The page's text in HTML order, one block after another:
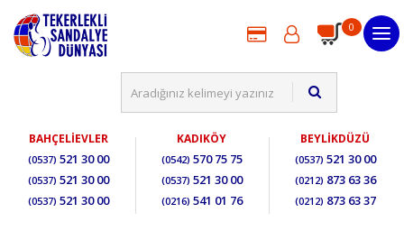
0
BAHÇELİEVLER
(0537) 521 30 00
(0537) 521 30 00
(0537) 521 30 00
KADIKÖY
(0542) 570 75 75
(0537) 521 30 00
(0216) 541 01 76
BEYLİKDÜZÜ
(0537) 521 30 00
(0212) 873 63 36
(0212) 873 63 37